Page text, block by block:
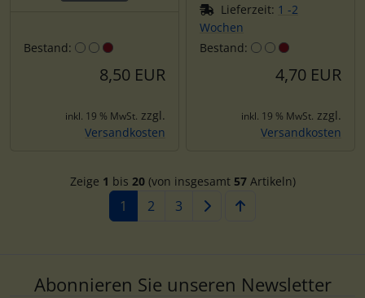
Bestand:
8,50 EUR
inkl. 19 % MwSt. zzgl.
Versandkosten
Lieferzeit: 1 -2
Wochen
Bestand:
4,70 EUR
inkl. 19 % MwSt. zzgl.
Versandkosten
Zeige 1 bis 20(von insgesamt 57Artikeln)
1 2 3
Abonnieren Sie unseren Newsletter